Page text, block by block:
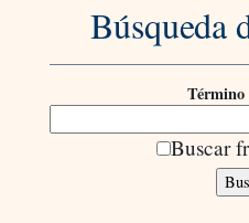
Búsqueda
Término
Buscar